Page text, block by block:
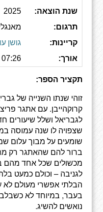
שנת הוצאה:
2025
תרגום:
קריינות:
גושן
אורך:
07:26 שעות / 272 עמודים
תקציר הספר:
זוהי שנתו השנייה של
קרוקהייבן. עם אתגר
לגבריאל ושלל שיעורים
שצפויה לו שנה עמוסה
שומעים על מבוך עלום
ברור להם שהאתגר רק
מכשולים שכל אחד מהם
לגניבה – וכולם כמעט
הבלתי אפשרי מעולם לא
בעבר, במיוחד לא
נואשים להשיג.